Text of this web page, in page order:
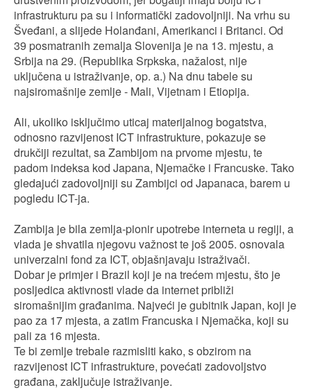
infrastrukturu pa su i informatički zadovoljniji. Na vrhu su
Šveđani, a slijede Holanđani, Amerikanci i Britanci. Od
39 posmatranih zemalja Slovenija je na 13. mjestu, a
Srbija na 29. (Republika Srpkska, nažalost, nije
uključena u istraživanje, op. a.) Na dnu tabele su
najsiromašnije zemlje - Mali, Vijetnam i Etiopija.
Ali, ukoliko isključimo uticaj materijalnog bogatstva,
odnosno razvijenost ICT infrastrukture, pokazuje se
drukčiji rezultat, sa Zambijom na prvome mjestu, te
padom indeksa kod Japana, Njemačke i Francuske. Tako
gledajući zadovoljniji su Zambijci od Japanaca, barem u
pogledu ICT-ja.
Zambija je bila zemlja-pionir upotrebe interneta u regiji, a
vlada je shvatila njegovu važnost te još 2005. osnovala
univerzalni fond za ICT, objašnjavaju istraživači.
Dobar je primjer i Brazil koji je na trećem mjestu, što je
posljedica aktivnosti vlade da internet približi
siromašnijim građanima. Najveći je gubitnik Japan, koji je
pao za 17 mjesta, a zatim Francuska i Njemačka, koji su
pali za 16 mjesta.
Te bi zemlje trebale razmisliti kako, s obzirom na
razvijenost ICT infrastrukture, povećati zadovoljstvo
građana, zaključuje istraživanje.